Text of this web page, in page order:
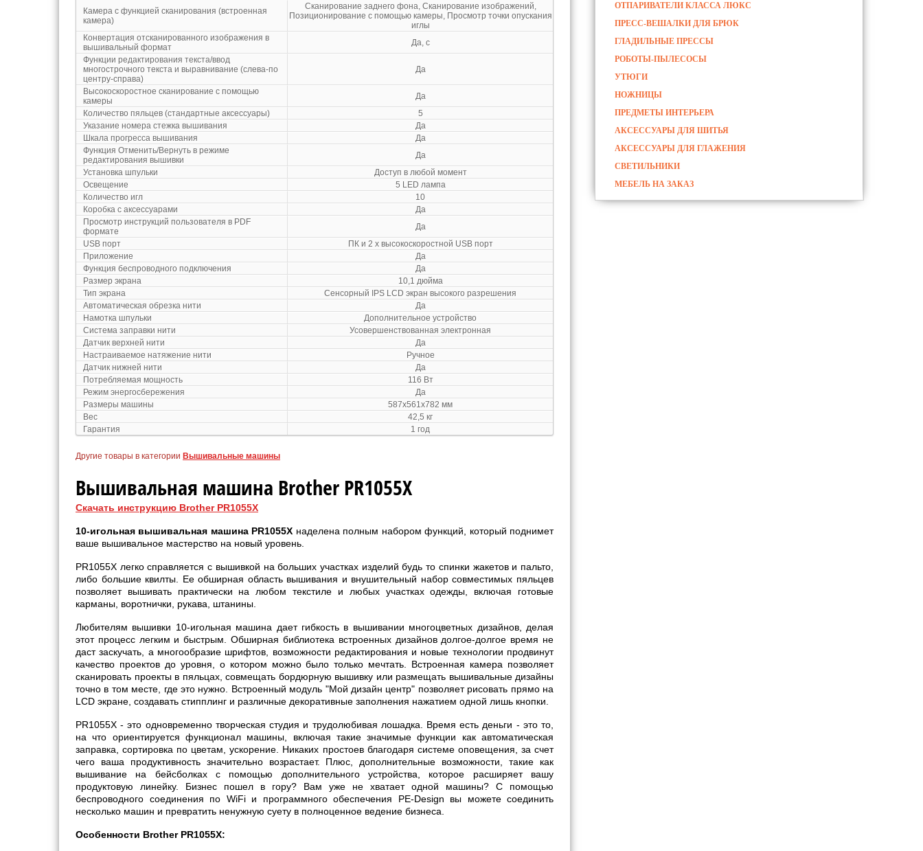
Камера с функцией сканирования (встроенная
камера)
Сканирование заднего фона, Сканирование изображений,
Позиционирование с помощью камеры, Просмотр точки опускания
иглы
Конвертация отсканированного изображения в
вышивальный формат
Да, с
Функции редактирования текста/ввод
многострочного текста и выравнивание (слева-по
центру-справа)
Да
Высокоскоростное сканирование с помощью
камеры
Да
Количество пяльцев (стандартные аксессуары)
5
Указание номера стежка вышивания
Да
Шкала прогресса вышивания
Да
Функция Отменить/Вернуть в режиме
редактирования вышивки
Да
Установка шпульки
Доступ в любой момент
Освещение
5 LED лампа
Количество игл
10
Коробка с аксессуарами
Да
Просмотр инструкций пользователя в PDF
формате
Да
USB порт
ПК и 2 x высокоскоростной USB порт
Приложение
Да
Функция беспроводного подключения
Да
Размер экрана
10,1 дюйма
Тип экрана
Сенсорный IPS LCD экран высокого разрешения
Автоматическая обрезка нити
Да
Намотка шпульки
Дополнительное устройство
Система заправки нити
Усовершенствованная электронная
Датчик верхней нити
Да
Настраиваемое натяжение нити
Ручное
Датчик нижней нити
Да
Потребляемая мощность
116 Вт
Режим энергосбережения
Да
Размеры машины
587x561x782 мм
Вес
42,5 кг
Гарантия
1 год
Другие товары в категории Вышивальные машины
Вышивальная машина Brother PR1055X
Скачать инструкцию Brother PR1055X
10-игольная вышивальная машина PR1055X наделена полным набором функций, который поднимет
ваше вышивальное мастерство на новый уровень.
PR1055X легко справляется с вышивкой на больших участках изделий будь то спинки жакетов и пальто,
либо большие квилты. Ее обширная область вышивания и внушительный набор совместимых пяльцев
позволяет вышивать практически на любом текстиле и любых участках одежды, включая готовые
карманы, воротнички, рукава, штанины.
Любителям вышивки 10-игольная машина дает гибкость в вышивании многоцветных дизайнов, делая
этот процесс легким и быстрым. Обширная библиотека встроенных дизайнов долгое-долгое время не
даст заскучать, а многообразие шрифтов, возможности редактирования и новые технологии продвинут
качество проектов до уровня, о котором можно было только мечтать. Встроенная камера позволяет
сканировать проекты в пяльцах, совмещать бордюрную вышивку или размещать вышивальные дизайны
точно в том месте, где это нужно. Встроенный модуль "Мой дизайн центр" позволяет рисовать прямо на
LCD экране, создавать стипплинг и различные декоративные заполнения нажатием одной лишь кнопки.
PR1055X - это одновременно творческая студия и трудолюбивая лошадка. Время есть деньги - это то,
на что ориентируется функционал машины, включая такие значимые функции как автоматическая
заправка, сортировка по цветам, ускорение. Никаких простоев благодаря системе оповещения, за счет
чего ваша продуктивность значительно возрастает. Плюс, дополнительные возможности, такие как
вышивание на бейсболках с помощью дополнительного устройства, которое расширяет вашу
продуктовую линейку. Бизнес пошел в гору? Вам уже не хватает одной машины? С помощью
беспроводного соединения по WiFi и программного обеспечения PE-Design вы можете соединить
несколько машин и превратить ненужную суету в полноценное ведение бизнеса.
Особенности Brother PR1055X:
ОТПАРИВАТЕЛИ КЛАССА ЛЮКС
ПРЕСС-ВЕШАЛКИ ДЛЯ БРЮК
ГЛАДИЛЬНЫЕ ПРЕССЫ
РОБОТЫ-ПЫЛЕСОСЫ
УТЮГИ
НОЖНИЦЫ
ПРЕДМЕТЫ ИНТЕРЬЕРА
АКСЕССУАРЫ ДЛЯ ШИТЬЯ
АКСЕССУАРЫ ДЛЯ ГЛАЖЕНИЯ
СВЕТИЛЬНИКИ
МЕБЕЛЬ НА ЗАКАЗ